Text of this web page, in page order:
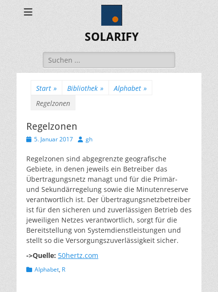
SOLARIFY
Suchen
nach:
Start » Bibliothek » Alphabet »
Regelzonen
Regelzonen
Veröffentlicht
5. Januar 2017 Autor
gh
Regelzonen sind abgegrenzte geografische
Gebiete, in denen jeweils ein Betreiber das
Übertragungsnetz managt und für die Primär-
und Sekundärregelung sowie die Minutenreserve
verantwortlich ist. Der Übertragungsnetzbetreiber
ist für den sicheren und zuverlässigen Betrieb des
jeweiligen Netzes verantwortlich, sorgt für die
Bereitstellung von Systemdienstleistungen und
stellt so die Versorgungszuverlässigkeit sicher.
->Quelle: 50hertz.com
Kategorien
Alphabet, R